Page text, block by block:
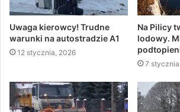
Uwaga kierowcy! Trudne
warunki na autostradzie A1
12 stycznia, 2026
Na Pilicy
lodowy.
7